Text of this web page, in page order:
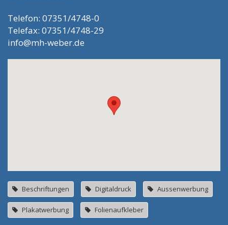
Telefon: 07351/4748-0
Telefax: 07351/4748-29
info@mh-weber.de
Beschriftungen Digitaldruck Aussenwerbung
Plakatwerbung Folienaufkleber